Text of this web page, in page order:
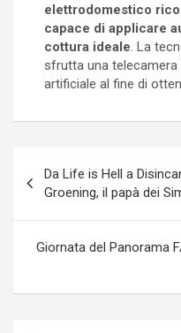
elettrodomestico
capace di applicare
cottura ideale. La
sfrutta una
artificiale al fine di
articoli
Da Life is Hell a
Groening, il papà dei
Giornata del Panorama